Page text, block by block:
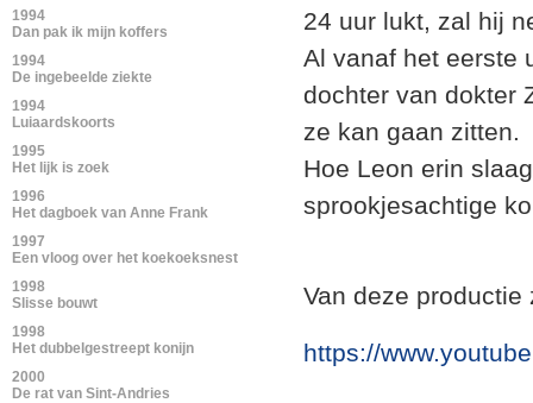
1994
Dan pak ik mijn koffers
1994
De ingebeelde ziekte
1994
Luiaardskoorts
1995
Het lijk is zoek
1996
Het dagboek van Anne Frank
1997
Een vloog over het koekoeksnest
1998
Slisse bouwt
1998
Het dubbelgestreept konijn
2000
De rat van Sint-Andries
24 uur lukt, zal hij
Al vanaf het eerste
dochter van dokter
ze kan gaan zitten.
Hoe Leon erin
sprookjesachtige
Van deze
https://